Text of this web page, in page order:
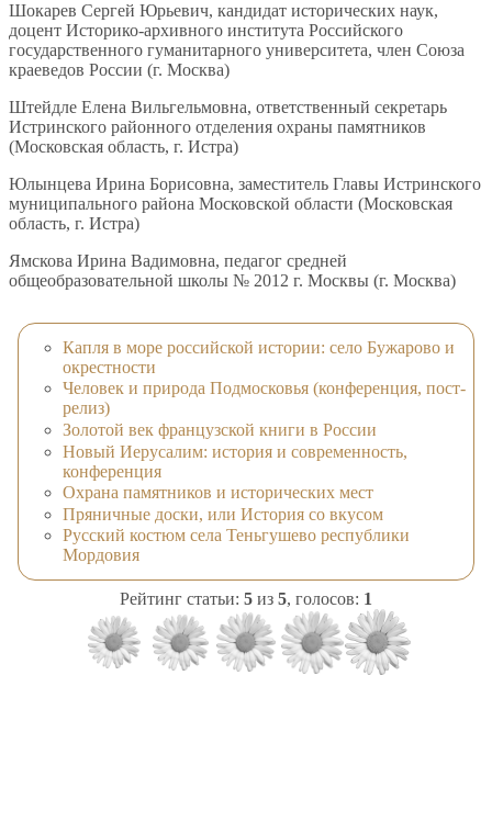
Шокарев Сергей Юрьевич, кандидат исторических наук,
доцент Историко-архивного института Российского
государственного гуманитарного университета, член Союза
краеведов России (г. Москва)
Штейдле Елена Вильгельмовна, ответственный секретарь
Истринского районного отделения охраны памятников
(Московская область, г. Истра)
Юлынцева Ирина Борисовна, заместитель Главы Истринского
муниципального района Московской области (Московская
область, г. Истра)
Ямскова Ирина Вадимовна, педагог средней
общеобразовательной школы № 2012 г. Москвы (г. Москва)
Капля в море российской истории: село Бужарово и
окрестности
Человек и природа Подмосковья (конференция, пост-
релиз)
Золотой век французской книги в России
Новый Иерусалим: история и современность,
конференция
Охрана памятников и исторических мест
Пряничные доски, или История со вкусом
Русский костюм села Теньгушево республики
Мордовия
Рейтинг статьи: 5 из 5, голосов: 1